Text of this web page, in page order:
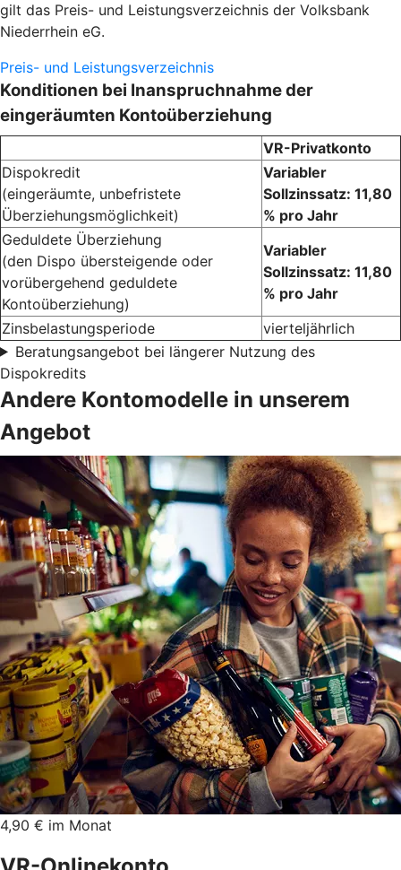
gilt das Preis- und Leistungsverzeichnis der Volksbank
Niederrhein eG.
Preis- und Leistungsverzeichnis
Konditionen bei Inanspruchnahme der
eingeräumten Kontoüberziehung
VR-Privatkonto
Dispokredit
(eingeräumte, unbefristete
Überziehungsmöglichkeit)
Variabler
Sollzinssatz: 11,80
% pro Jahr
Geduldete Überziehung
(den Dispo übersteigende oder
vorübergehend geduldete
Kontoüberziehung)
Variabler
Sollzinssatz: 11,80
% pro Jahr
Zinsbelastungsperiode
vierteljährlich
Beratungsangebot bei längerer Nutzung des
Dispokredits
Andere Kontomodelle in unserem
Angebot
4,90 € im Monat